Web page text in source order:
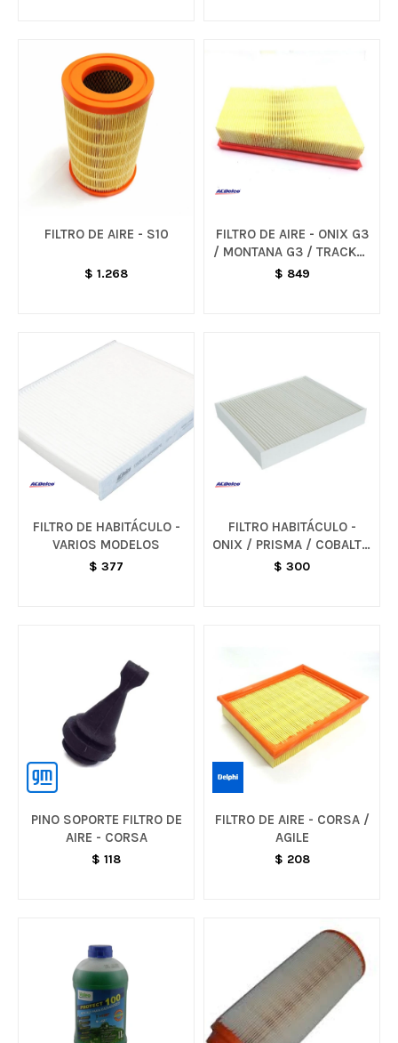
FILTRO DE AIRE - S10
$ 1.268
FILTRO DE AIRE - ONIX G3
/ MONTANA G3 / TRACKER
G3
$ 849
FILTRO DE HABITÁCULO -
VARIOS MODELOS
$ 377
FILTRO HABITÁCULO -
ONIX / PRISMA / COBALT /
SPIN
$ 300
PINO SOPORTE FILTRO DE
AIRE - CORSA
$ 118
FILTRO DE AIRE - CORSA /
AGILE
$ 208